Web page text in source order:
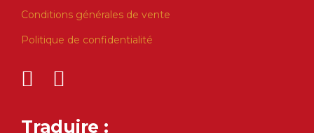
Conditions générales de vente
Politique de confidentialité
Traduire :